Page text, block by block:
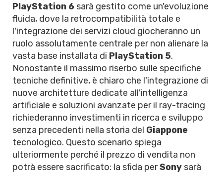
PlayStation 6 sarà gestito come un'evoluzione
fluida, dove la retrocompatibilità totale e
l'integrazione dei servizi cloud giocheranno un
ruolo assolutamente centrale per non alienare la
vasta base installata di PlayStation 5.
Nonostante il massimo riserbo sulle specifiche
tecniche definitive, è chiaro che l'integrazione di
nuove architetture dedicate all'intelligenza
artificiale e soluzioni avanzate per il ray-tracing
richiederanno investimenti in ricerca e sviluppo
senza precedenti nella storia del Giappone
tecnologico. Questo scenario spiega
ulteriormente perché il prezzo di vendita non
potrà essere sacrificato: la sfida perSony sarà